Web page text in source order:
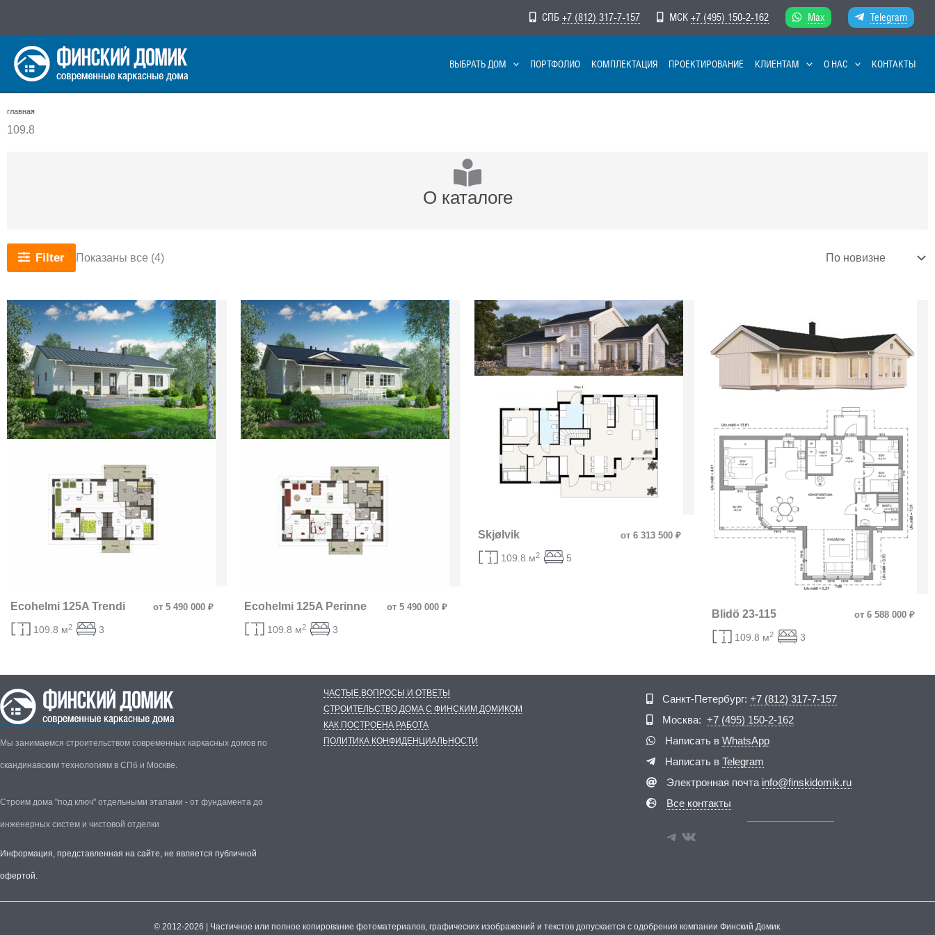
к
содержимому
СПБ +7 (812) 317-7-157 МСК +7 (495) 150-2-162 Max Telegram
ВЫБРАТЬ ДОМ ПОРТФОЛИО КОМПЛЕКТАЦИЯ ПРОЕКТИРОВАНИЕ КЛИЕНТАМ О НАС КОНТАКТЫ
главная
109.8
О каталоге
Filter Показаны все (4)
недавние
Ecohelmi 125A Trendi от 5 490 000 ₽
109.8 м2 3
Ecohelmi 125A Perinne от 5 490 000 ₽
109.8 м2 3
Skjølvik от 6 313 500 ₽
109.8 м2 5
Blidö 23-115 от 6 588 000 ₽
109.8 м2 3
Мы занимаемся строительством современных каркасных домов по
скандинавским технологиям в СПб и Москве.
Строим дома "под ключ" отдельными этапами - от фундамента до
инженерных систем и чистовой отделки
Информация, представленная на сайте, не является публичной
офертой.
ЧАСТЫЕ ВОПРОСЫ И ОТВЕТЫ
СТРОИТЕЛЬСТВО ДОМА С ФИНСКИМ ДОМИКОМ
КАК ПОСТРОЕНА РАБОТА
ПОЛИТИКА КОНФИДЕНЦИАЛЬНОСТИ
Санкт-Петербург:+7 (812) 317-7-157
Москва:+7 (495) 150-2-162
Написать вWhatsApp
Написать вTelegram
Электронная почта info@finskidomik.ru
Все контакты
© 2012-2026 | Частичное или полное копирование фотоматериалов, графических изображений и текстов допускается с одобрения компании Финский Домик.